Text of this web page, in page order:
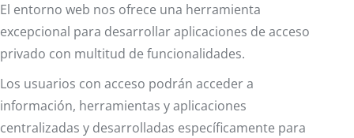
El entorno web nos ofrece una herramienta
excepcional para desarrollar aplicaciones de acceso
privado con multitud de funcionalidades.
Los usuarios con acceso podrán acceder a
información, herramientas y aplicaciones
centralizadas y desarrolladas específicamente para